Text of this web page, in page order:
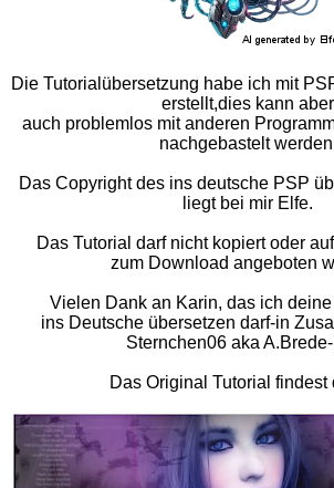
Die Tutorialübersetzung habe ich mit
erstellt,dies kann aber
auch problemlos mit anderen
nachgebastelt
Das Copyright des ins deutsche PSP
liegt bei mir Elfe.
Das Tutorial darf nicht kopiert oder
zum Download angeboten
Vielen Dank an Karin, das ich
ins Deutsche übersetzen darf-in
Sternchen06 aka
Das Original Tutorial findest